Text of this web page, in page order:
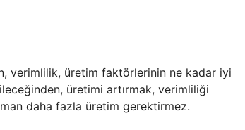
verimlilik, üretim faktörlerinin ne kadar iyi
üretimi artırmak, verimliliği
daha fazla üretim gerektirmez.